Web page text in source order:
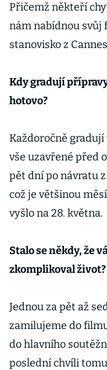
Přičemž někteří
nám nabídnou svůj
stanovisko z
Kdy gradují
hotovo?
Každoročně
vše uzavřené před
pět dní po návratu
což je většinou
vyšlo na 28. května.
Stalo se někdy, že
zkomplikoval život?
Jednou za pět až
zamilujeme do
do hlavního
poslední chvíli